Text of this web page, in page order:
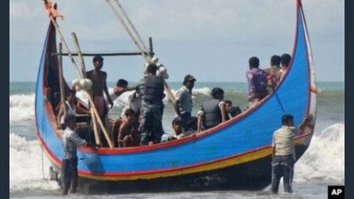
ຊີວິດຊາວລາວ
ຊຸມຊົນຊາວລາວ
ວິທະຍາສາດ-ເທັກໂນໂລຈີ
ທຸລະກິດ
ພາສາອັງກິດ
ວີດີໂອ
ສຽງ